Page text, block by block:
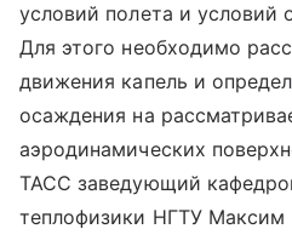
условий полета и
Для этого необходимо
движения капель и
осаждения на
аэродинамических
ТАСС заведующий
теплофизики НГТУ Максим